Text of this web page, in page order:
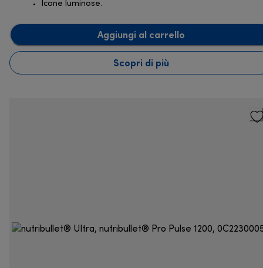
Icone luminose.
Aggiungi al carrello
Scopri di più